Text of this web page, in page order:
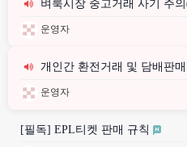
벼룩시장 중고거래 사기 주
운영자
개인간 환전거래 및 담배판
운영자
[필독] EPL티켓 판매 규칙